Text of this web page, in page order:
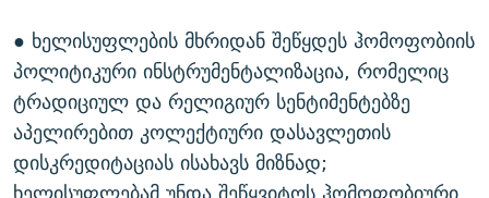
● ხელისუფლების მხრიდან შეწყდეს ჰომოფობიის
პოლიტიკური ინსტრუმენტალიზაცია, რომელიც
ტრადიციულ და რელიგიურ სენტიმენტებზე
აპელირებით კოლექტიური დასავლეთის
დისკრედიტაციას ისახავს მიზნად;